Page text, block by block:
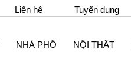
Liên hệ Tuyển dụng
NHÀ PHỐ NỘI THẤT